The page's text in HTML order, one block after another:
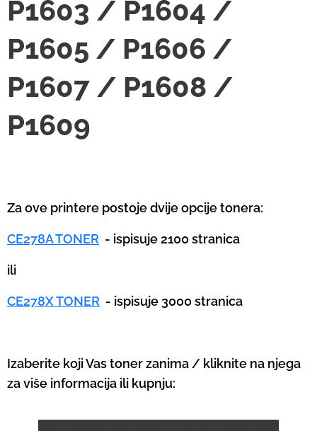
P1603 / P1604 /
P1605 / P1606 /
P1607 / P1608 /
P1609
Za ove printere postoje dvije opcije tonera:
CE278A TONER - ispisuje 2100 stranica
ili
CE278X TONER - ispisuje 3000 stranica
Izaberite koji Vas toner zanima / kliknite na njega
za više informacija ili kupnju: